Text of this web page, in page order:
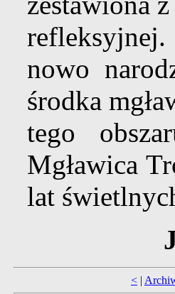
nowo
środka
tego
Mgławica
lat
< |